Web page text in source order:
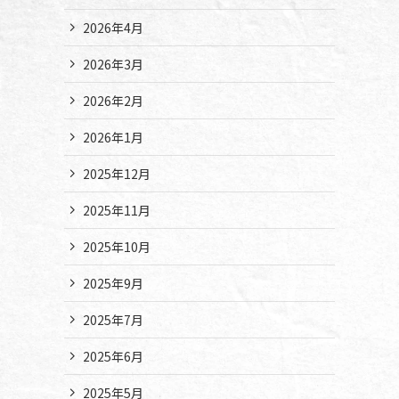
2026年4月
2026年3月
2026年2月
2026年1月
2025年12月
2025年11月
2025年10月
2025年9月
2025年7月
2025年6月
2025年5月